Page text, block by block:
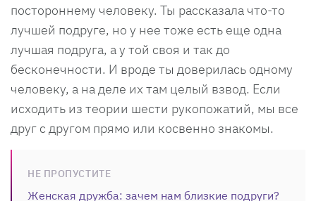
постороннему человеку. Ты рассказала что-то
лучшей подруге, но у нее тоже есть еще одна
лучшая подруга, а у той своя и так до
бесконечности. И вроде ты доверилась одному
человеку, а на деле их там целый взвод. Если
исходить из теории шести рукопожатий, мы все
друг с другом прямо или косвенно знакомы.
НЕ ПРОПУСТИТЕ
Женская дружба: зачем нам близкие подруги?